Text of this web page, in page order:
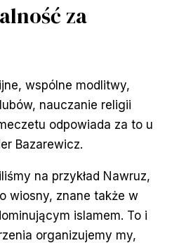
za
wspólne modlitwy,
nauczanie religii
odpowiada za to u
Bazarewicz.
na przykład Nawruz,
wiosny, znane także w
islamem. To i
organizujemy my,